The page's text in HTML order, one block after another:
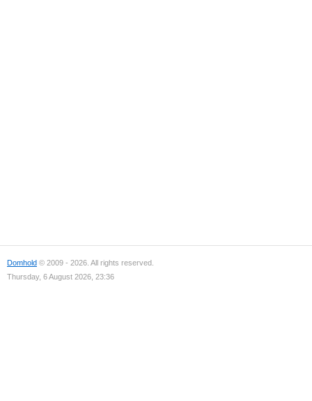
Domhold © 2009 - 2026. All rights reserved.
Thursday, 6 August 2026, 23:36